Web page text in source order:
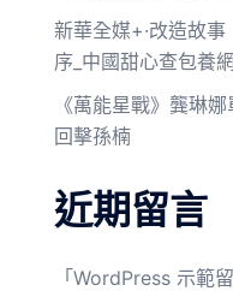
新華全媒+·改造故事
序_中國甜心查包養
《萬能星戰》龔琳
回擊孫楠
近期留言
「 WordPress 示範